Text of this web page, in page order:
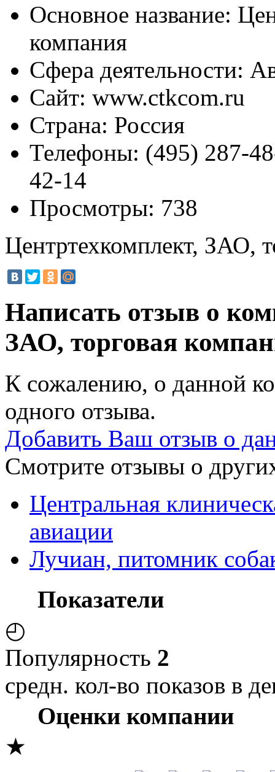
Основное название:
компания
Сфера деятельности:
Сайт: www.ctkcom.ru
Страна: Россия
Телефоны: (495) 287-
42-14
Просмотры: 738
Центртехкомплект, ЗАО,
Написать отзыв о
ЗАО, торговая
К сожалению, о данной
одного отзыва.
Добавить Ваш отзыв о
Смотрите отзывы о
Центральная
авиации
Лучиан, питомник
Показатели
◴
Популярность 2
средн. кол-во показов в
Оценки компании
★